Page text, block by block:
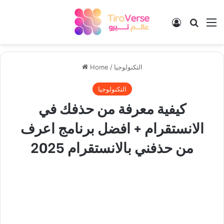
Log In
Home / التكنولوجيا
التكنولوجيا
كيفية معرفة من حذفك في
الانستقرام + افضل برنامج اعرف
من حذفني بالانستقرام 2025